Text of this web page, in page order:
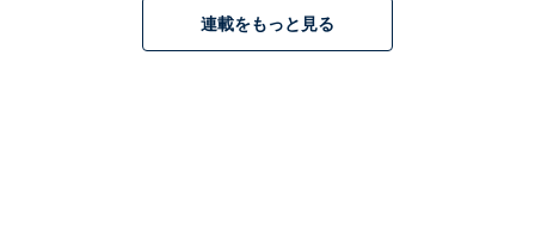
連載をもっと見る